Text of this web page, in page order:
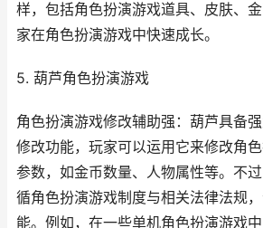
样，包括角色扮演游戏道具、皮肤、
家在角色扮演游戏中快速成长。
5. 葫芦角色扮演游戏
角色扮演游戏修改辅助强：葫芦具备
修改功能，玩家可以运用它来修改角
参数，如金币数量、人物属性等。不
循角色扮演游戏制度与相关法律法规
能。例如，在一些单机角色扮演游戏